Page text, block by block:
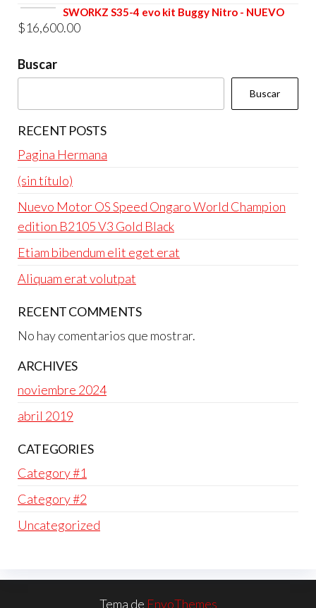
era:
$4,800.00.
es:
SWORKZ S35-4 evo kit Buggy Nitro - NUEVO
$16,600.00
Buscar
Buscar
RECENT POSTS
Pagina Hermana
(sin título)
Nuevo Motor OS Speed Ongaro World Champion
edition B2105 V3 Gold Black
Etiam bibendum elit eget erat
Aliquam erat volutpat
RECENT COMMENTS
No hay comentarios que mostrar.
ARCHIVES
noviembre 2024
abril 2019
CATEGORIES
Category #1
Category #2
Uncategorized
Tema de EnvoThemes